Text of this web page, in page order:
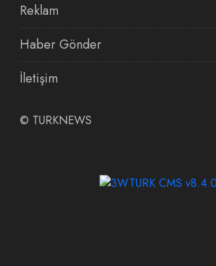
Reklam
Haber Gönder
İletişim
© TURKNEWS